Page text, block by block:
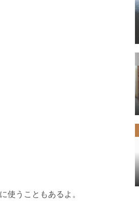
使うこともあるよ。